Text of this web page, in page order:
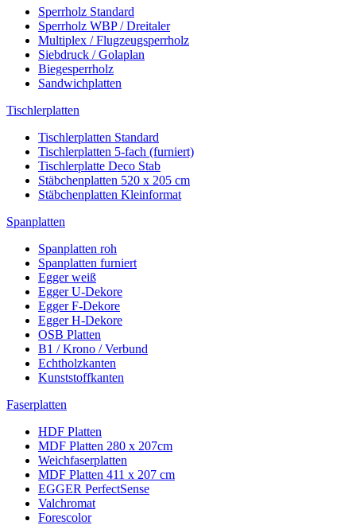
Sperrholz Standard
Sperrholz WBP / Dreitaler
Multiplex / Flugzeugsperrholz
Siebdruck / Golaplan
Biegesperrholz
Sandwichplatten
Tischlerplatten
Tischlerplatten Standard
Tischlerplatten 5-fach (furniert)
Tischlerplatte Deco Stab
Stäbchenplatten 520 x 205 cm
Stäbchenplatten Kleinformat
Spanplatten
Spanplatten roh
Spanplatten furniert
Egger weiß
Egger U-Dekore
Egger F-Dekore
Egger H-Dekore
OSB Platten
B1 / Krono / Verbund
Echtholzkanten
Kunststoffkanten
Faserplatten
HDF Platten
MDF Platten 280 x 207cm
Weichfaserplatten
MDF Platten 411 x 207 cm
EGGER PerfectSense
Valchromat
Forescolor